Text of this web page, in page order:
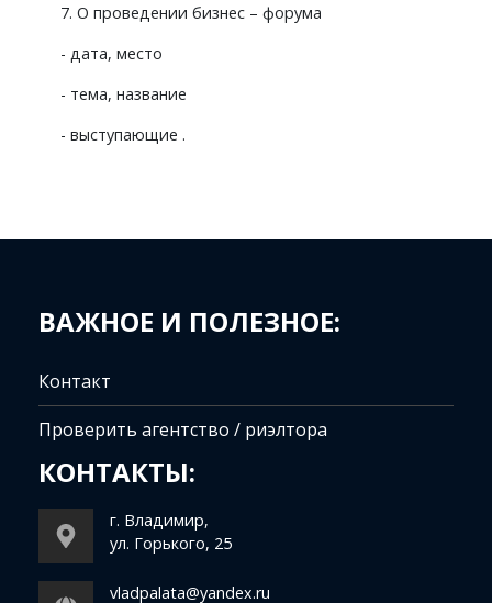
7. О проведении бизнес – форума
- дата, место
- тема, название
- выступающие .
ВАЖНОЕ И ПОЛЕЗНОЕ:
Контакт
Проверить агентство / риэлтора
КОНТАКТЫ:
г. Владимир,
ул. Горького, 25
vladpalata@yandex.ru